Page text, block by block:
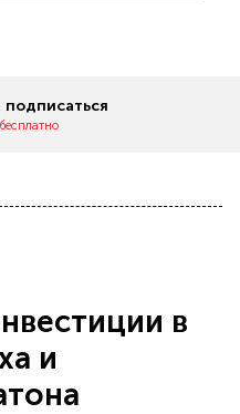
подписаться
в
и